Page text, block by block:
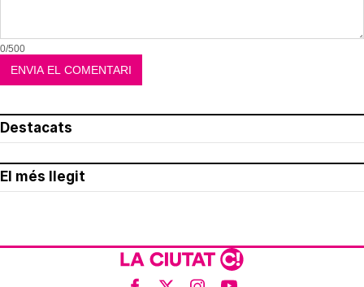
0/500
Destacats
El més llegit